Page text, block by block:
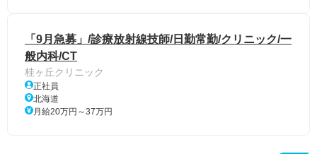
「9月急募」/診療放射線技師/日勤常勤/クリニック/一
般内科/CT
桂ヶ丘クリニック
正社員
北海道
月給20万円～37万円